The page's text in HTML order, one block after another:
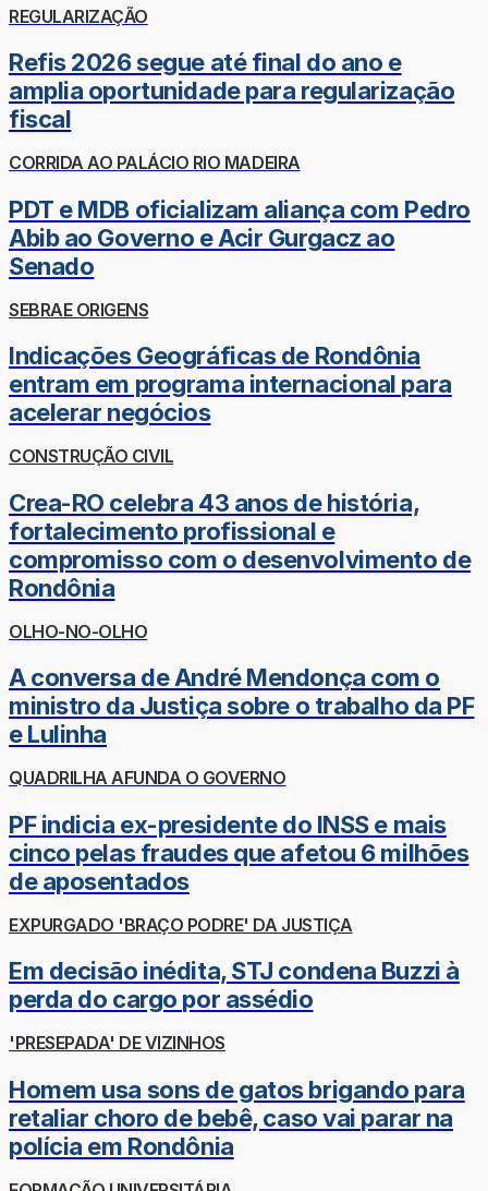
REGULARIZAÇÃO
Refis 2026 segue até final do ano e
amplia oportunidade para regularização
fiscal
CORRIDA AO PALÁCIO RIO MADEIRA
PDT e MDB oficializam aliança com Pedro
Abib ao Governo e Acir Gurgacz ao
Senado
SEBRAE ORIGENS
Indicações Geográficas de Rondônia
entram em programa internacional para
acelerar negócios
CONSTRUÇÃO CIVIL
Crea-RO celebra 43 anos de história,
fortalecimento profissional e
compromisso com o desenvolvimento de
Rondônia
OLHO-NO-OLHO
A conversa de André Mendonça com o
ministro da Justiça sobre o trabalho da PF
e Lulinha
QUADRILHA AFUNDA O GOVERNO
PF indicia ex-presidente do INSS e mais
cinco pelas fraudes que afetou 6 milhões
de aposentados
EXPURGADO 'BRAÇO PODRE' DA JUSTIÇA
Em decisão inédita, STJ condena Buzzi à
perda do cargo por assédio
'PRESEPADA' DE VIZINHOS
Homem usa sons de gatos brigando para
retaliar choro de bebê, caso vai parar na
polícia em Rondônia